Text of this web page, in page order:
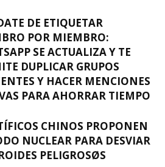
DE ETIQUETAR
POR MIEMBRO:
SE ACTUALIZA Y TE
DUPLICAR GRUPOS
Y HACER MENCIONES
PARA AHORRAR TIEMPO
CHINOS PROPONEN
NUCLEAR PARA DESVIAR
PELIGROSØS